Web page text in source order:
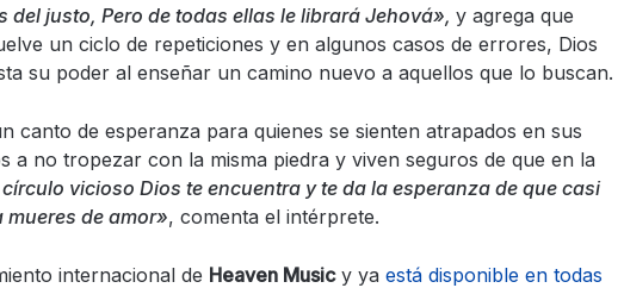
justo, Pero de todas ellas le librará Jehová», y agrega que
un ciclo de repeticiones y en algunos casos de errores, Dios
su poder al enseñar un camino nuevo a aquellos que lo buscan.
canto de esperanza para quienes se sienten atrapados en sus
a no tropezar con la misma piedra y viven seguros de que en la
círculo vicioso Dios te encuentra y te da la esperanza de que casi
mueres de amor», comenta el intérprete.
internacional de Heaven Musicy ya está disponible en todas